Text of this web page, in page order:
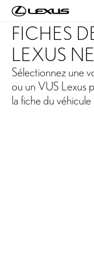
FICHES
LEXUS
Sélectionnez une
ou un VUS Lexus
la fiche du véhicule